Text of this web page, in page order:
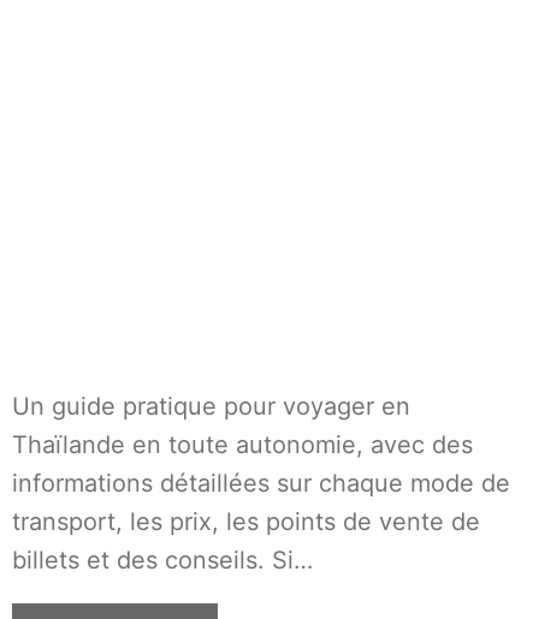
Un guide pratique pour voyager en
Thaïlande en toute autonomie, avec des
informations détaillées sur chaque mode de
transport, les prix, les points de vente de
billets et des conseils. Si…